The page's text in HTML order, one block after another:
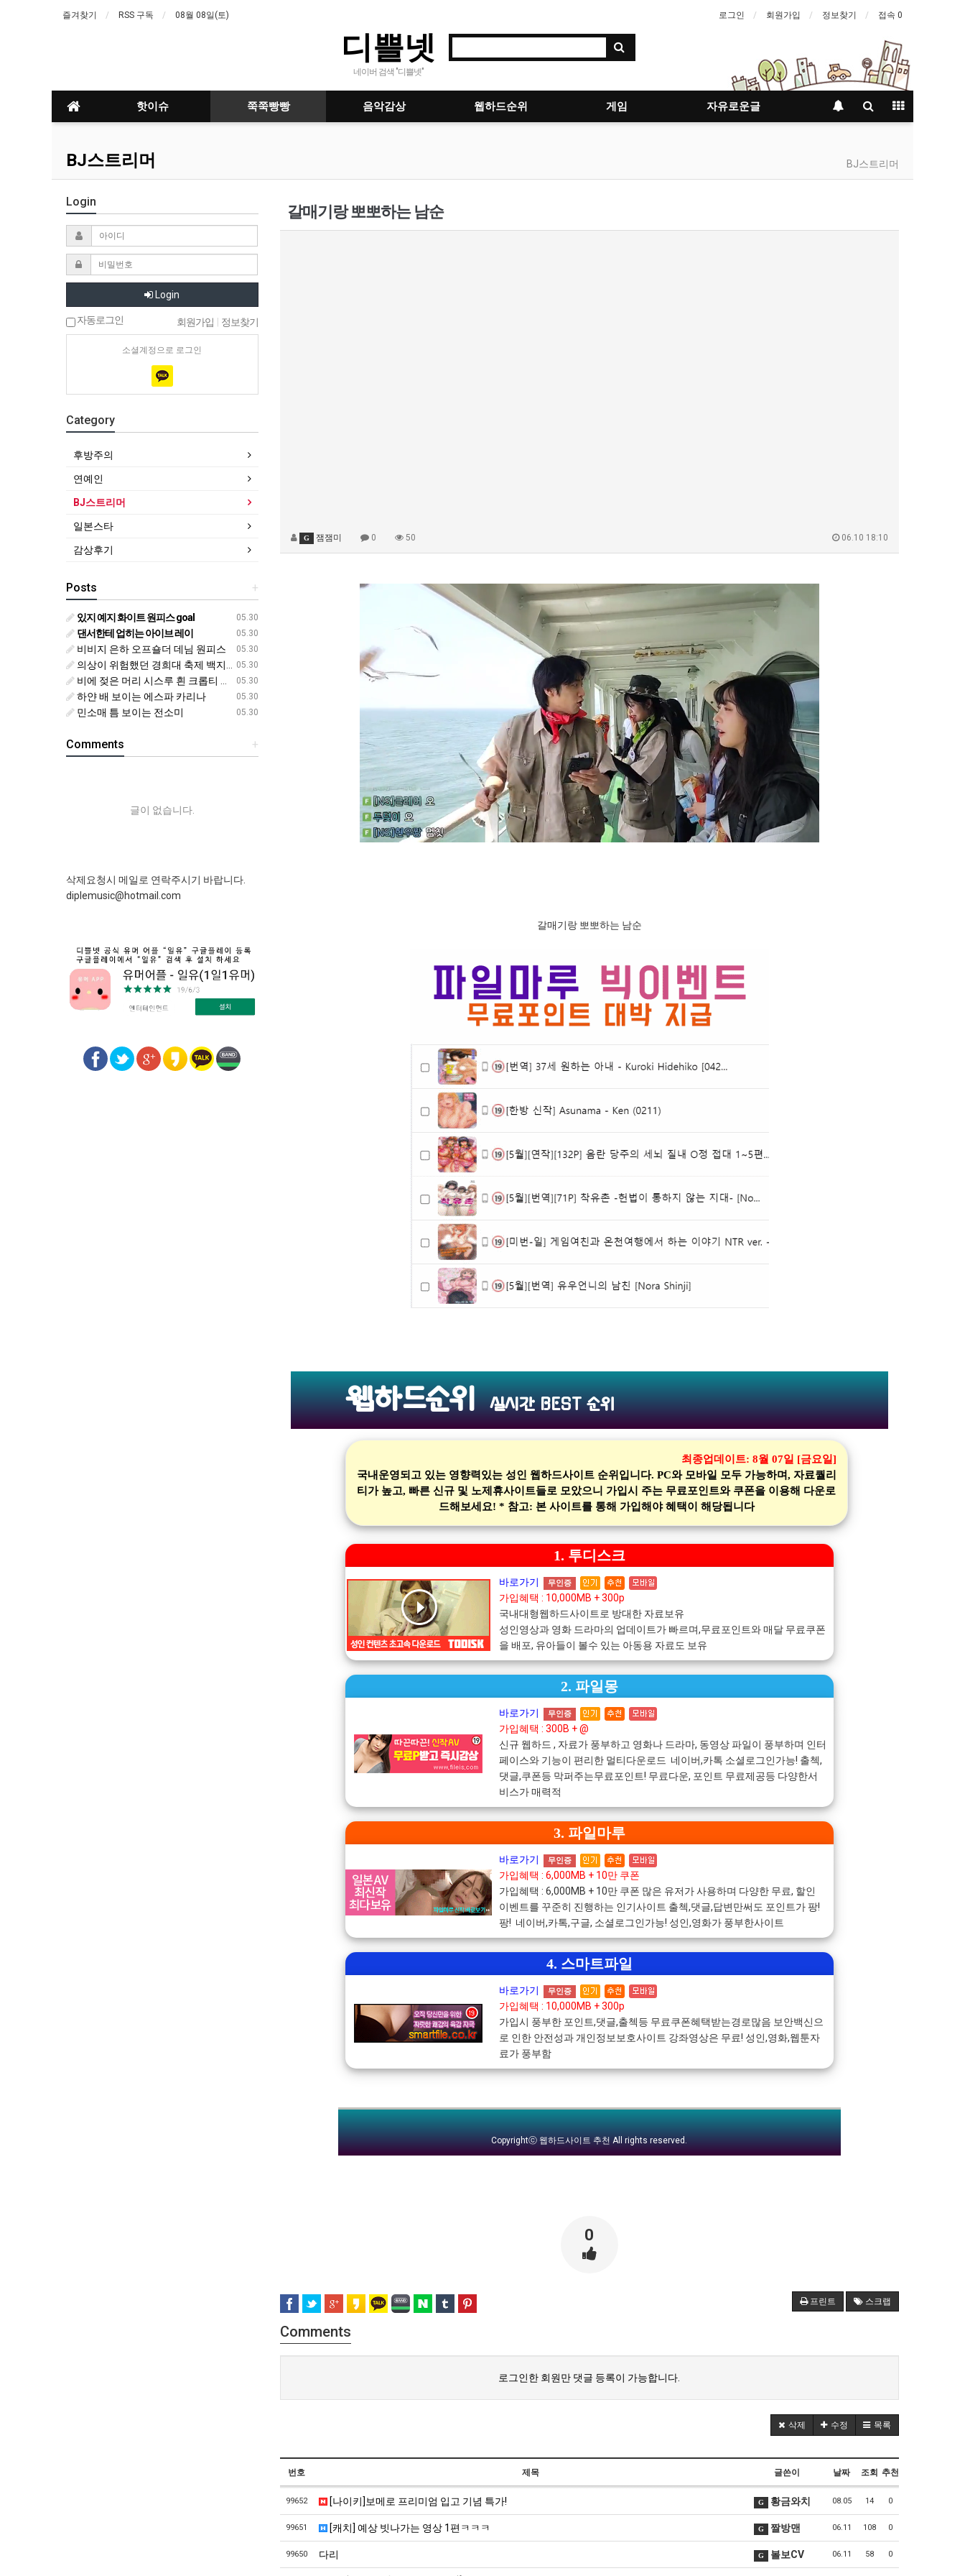
즐겨찾기 RSS 구독 08월 08일(토) 로그인 회원가입 정보찾기 접속 0
디쁠넷
네이버 검색 "디쁠넷"
핫이슈 쭉쭉빵빵 음악감상 웹하드순위 게임 자유로운글
BJ스트리머 BJ스트리머
갈매기랑 뽀뽀하는 남순
G 잼잼미 0 50 06.10 18:10
갈매기랑 뽀뽀하는 남순
웹하드순위 실시간 BEST 순위
최종업데이트: 8월 07일 [금요일]
국내운영되고 있는 영향력있는 성인 웹하드사이트 순위입니다. PC와 모바일 모두 가능하며, 자료퀄리
티가 높고, 빠른 신규 및 노제휴사이트들로 모았으니 가입시 주는 무료포인트와 쿠폰을 이용해 다운로
드해보세요! * 참고: 본 사이트를 통해 가입해야 혜택이 해당됩니다
1. 투디스크
바로가기 무인증
가입혜택 : 10,000MB + 300p
국내대형웹하드사이트로 방대한 자료보유
성인영상과 영화 드라마의 업데이트가 빠르며,무료포인트와 매달 무료쿠폰
을 배포, 유아들이 볼수 있는 아동용 자료도 보유
2. 파일몽
바로가기 무인증
가입혜택 : 300B + @
신규 웹하드 , 자료가 풍부하고 영화나 드라마, 동영상 파일이 풍부하며 인터
페이스와 기능이 편리한 멀티다운로드 네이버,카톡 소셜로그인가능! 출첵,
댓글,쿠폰등 막퍼주는무료포인트! 무료다운, 포인트 무료제공등 다양한서
비스가 매력적
3. 파일마루
바로가기 무인증
가입혜택 : 6,000MB + 10만 쿠폰
가입혜택 : 6,000MB + 10만 쿠폰 많은 유저가 사용하며 다양한 무료, 할인
이벤트를 꾸준히 진행하는 인기사이트 출첵,댓글,답변만써도 포인트가 팡!
팡! 네이버,카톡,구글, 소셜로그인가능! 성인,영화가 풍부한사이트
4. 스마트파일
바로가기 무인증
가입혜택 : 10,000MB + 300p
가입시 풍부한 포인트,댓글,출첵등 무료쿠폰혜택받는경로많음 보안백신으
로 인한 안전성과 개인정보보호사이트 강좌영상은 무료! 성인,영화,웹툰자
료가 풍부함
Copyrightⓒ웹하드사이트 추천 All rights reserved.
0
프린트 스크랩
Comments
로그인한 회원만 댓글 등록이 가능합니다.
삭제 수정 목록
번호 제목 글쓴이 날짜 조회 추천
99652 [나이키]보메로 프리미엄 입고 기념 특가! G 황금와치 08.05 14 0
99651 [캐치] 예상 빗나가는 영상 1편ㅋㅋㅋ G 짤방맨 06.11 108 0
99650 다리 G 볼보CV 06.11 58 0
Login
Login
자동로그인 회원가입 정보찾기
소셜계정으로 로그인
Category
후방주의
연예인
BJ스트리머
일본스타
감상후기
+
Posts
05.30
있지 예지 화이트 원피스 goal
05.30
댄서한테 업히는 아이브 레이
05.30
비비지 은하 오프숄더 데님 원피스
05.30
의상이 위험했던 경희대 축제 백지헌
05.30
비에 젖은 머리 시스루 흰 크롭티 에스파 닝닝
05.30
하얀 배 보이는 에스파 카리나
05.30
민소매 틈 보이는 전소미
+
Comments
글이 없습니다.
삭제요청시 메일로 연락주시기 바랍니다.
diplemusic@hotmail.com